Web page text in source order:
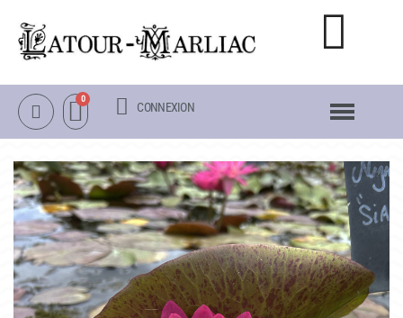
NOTRE CATALOGUE
NÉNUPHARS RUSTIQUES
NÉNUPHARS TROPICAUX
LOTUS
AUTRES PLANTES AQUATIQUES
PACKS & ACCESSOIRES
CONNEXION